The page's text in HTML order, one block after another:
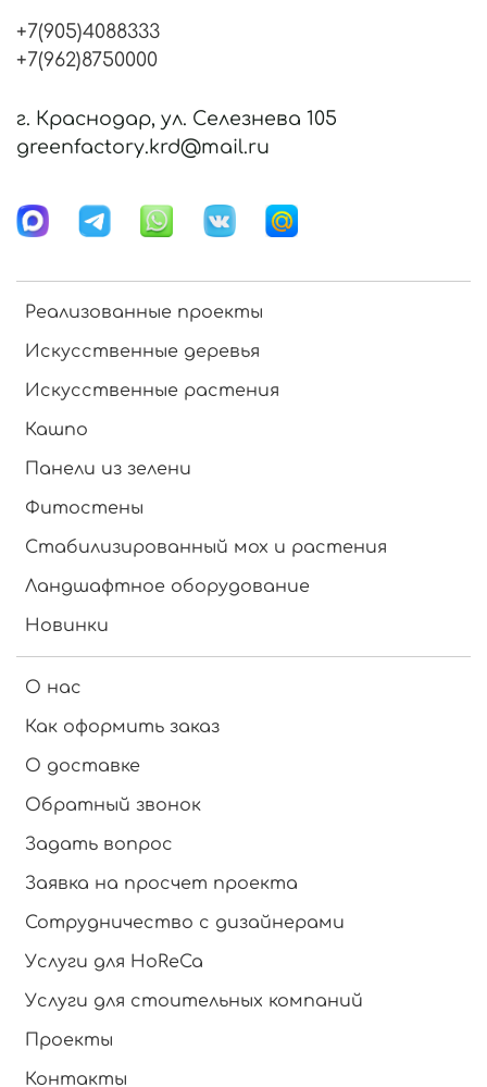
Реализованные проекты
Искусственные деревья
Искусственные растения
Кашпо
Панели из зелени
Фитостены
Стабилизированный мох и растения
Ландшафтное оборудование
Новинки
О нас
Как оформить заказ
О доставке
Обратный звонок
Задать вопрос
Заявка на просчет проекта
Сотрудничество с дизайнерами
Услуги для HoReCa
Услуги для стоительных компаний
Проекты
Контакты
+7(905)4088333
+7(962)8750000
г. Краснодар, ул. Селезнева 105
greenfactory.krd@mail.ru